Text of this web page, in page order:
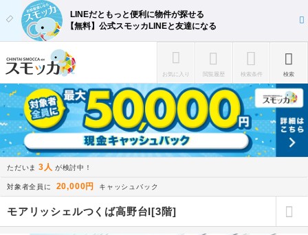
LINEだともっと便利に物件が探せる
【無料】公式スモッカLINEと友達になる
お気に入り 閲覧履歴 検索条件 検索
ただいま 3人 が検討中！
対象者全員に 20,000円 キャッシュバック
モアリッシェルつくば高野台I[3階]